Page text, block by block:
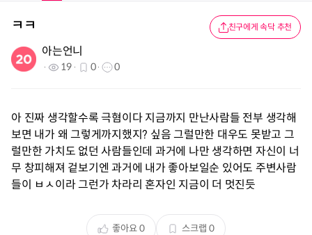
ㅋㅋ 친구에게 속닥 추천
아는언니
19 0 0
아 진짜 생각할수록 극혐이다 지금까지 만난사람들 전부 생각해
보면 내가 왜 그렇게까지했지? 싶음 그럴만한 대우도 못받고 그
럴만한 가치도 없던 사람들인데 과거에 나만 생각하면 자신이 너
무 창피해져 겉보기엔 과거에 내가 좋아보일순 있어도 주변사람
들이 ㅂㅅ이라 그런가 차라리 혼자인 지금이 더 멋진듯
좋아요0 스크랩 0